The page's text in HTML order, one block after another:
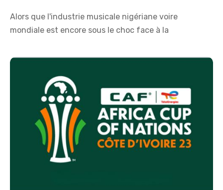
Alors que l'industrie musicale nigériane voire
mondiale est encore sous le choc face à la